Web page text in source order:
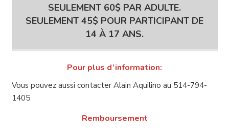
SEULEMENT 60$ PAR ADULTE.
SEULEMENT 45$ POUR PARTICIPANT DE
14 À 17 ANS.
Pour plus d’information:
Vous pouvez aussi contacter Alain Aquilino au 514-794-
1405
Remboursement